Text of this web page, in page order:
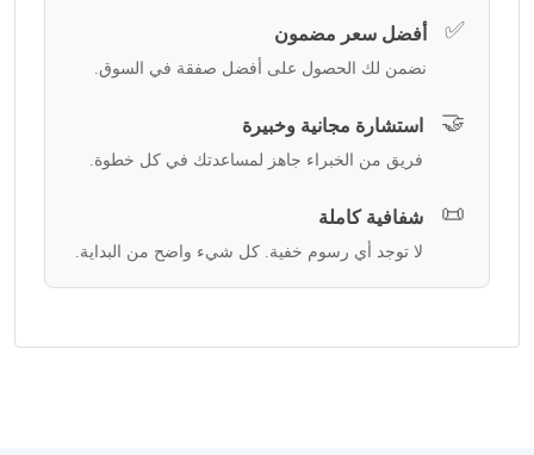
✅ أفضل سعر مضمون
نضمن لك الحصول على أفضل صفقة في السوق.
🤝 استشارة مجانية وخبيرة
فريق من الخبراء جاهز لمساعدتك في كل خطوة.
📜 شفافية كاملة
لا توجد أي رسوم خفية. كل شيء واضح من البداية.